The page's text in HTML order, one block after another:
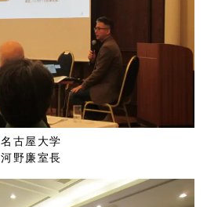
名古屋大学
河野廉室長